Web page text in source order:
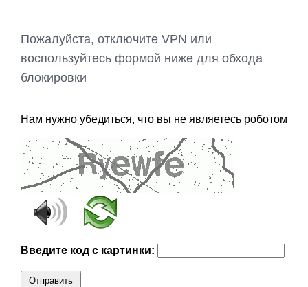
Пожалуйста, отключите VPN или
воспользуйтесь формой ниже для обхода
блокировки
Нам нужно убедиться, что вы не являетесь роботом
Введите код с картинки:
Отправить